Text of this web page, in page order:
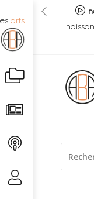
des arts :
savoir
arts
au
contenu
POUR
: